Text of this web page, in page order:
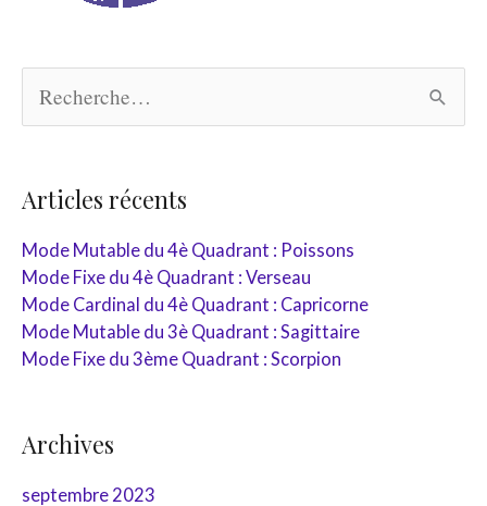
c
c
e
r
:
Articles récents
Mode Mutable du 4è Quadrant : Poissons
Mode Fixe du 4è Quadrant : Verseau
Mode Cardinal du 4è Quadrant : Capricorne
Mode Mutable du 3è Quadrant : Sagittaire
Mode Fixe du 3ème Quadrant : Scorpion
Archives
septembre 2023